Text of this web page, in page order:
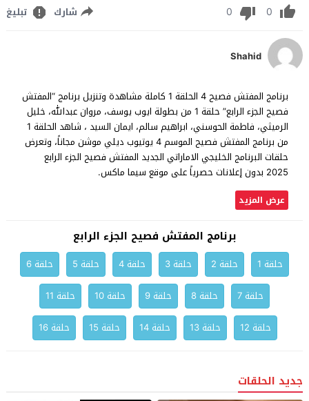
0
0 شارك تبليغ
Shahid
برنامج المفتش فصيح 4 الحلقة 1 كاملة مشاهدة وتنزيل برنامج “المفتش
فصيح الجزء الرابع” حلقة 1 من بطولة ايوب يوسف، مروان عبدالله، خليل
الرميثي، فاطمة الحوسني، ابراهيم سالم، ايمان السيد ، شاهد الحلقة 1
من برنامج المفتش فصيح الموسم 4 يوتيوب ديلي موشن مجاناً، وتعرض
حلقات البرنامج الخليجي الاماراتي الجديد المفتش فصيح الجزء الرابع
2025 بدون إعلانات حصرياً على موقع سيما ماكس.
عرض المزيد
برنامج المفتش فصيح الجزء الرابع
حلقة 1 حلقة 2 حلقة 3 حلقة 4 حلقة 5
حلقة 6
حلقة 7
حلقة 8 حلقة 9 حلقة 10
حلقة 11
حلقة 12
حلقة 13 حلقة 14 حلقة 15 حلقة 16
جديد الحلقات